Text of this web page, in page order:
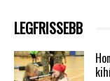
LEGFRISSEBB